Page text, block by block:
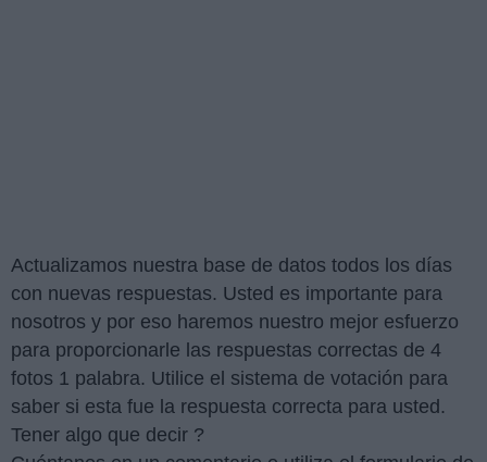
Actualizamos nuestra base de datos todos los días
con nuevas respuestas. Usted es importante para
nosotros y por eso haremos nuestro mejor esfuerzo
para proporcionarle las respuestas correctas de 4
fotos 1 palabra. Utilice el sistema de votación para
saber si esta fue la respuesta correcta para usted.
Tener algo que decir ?